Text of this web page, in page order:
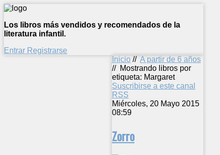
Los libros más vendidos y recomendados de la
literatura infantil.
Entrar Registrarse
Inicio // A partir de 6 años
// Mostrando libros por
etiqueta: Margaret
Suscribirse a este canal
RSS
Miércoles, 20 Mayo 2015
08:59
Zorro